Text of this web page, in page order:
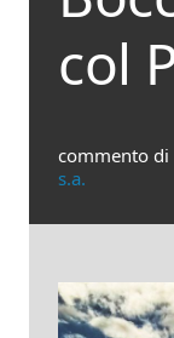
col
commento di
s.a.